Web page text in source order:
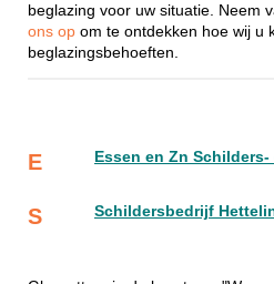
beglazing voor uw situatie. Neem
ons op om te ontdekken hoe wij u
beglazingsbehoeften.
E Essen en Zn
S Schildersbedrijf